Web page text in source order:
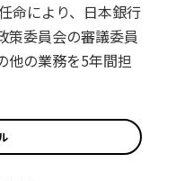
命により、日本銀行
策委員会の審議委員
他の業務を5年間担